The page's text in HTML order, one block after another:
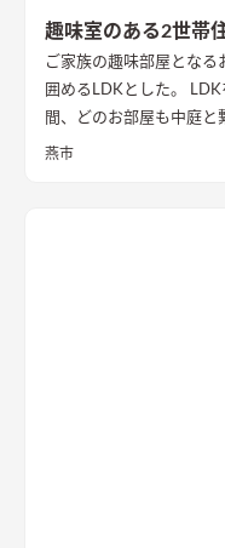
趣味室のある2世帯
ご家族の趣味部屋となる
囲めるLDKとした。 LDKを中心とし、ご両親様世帯と広い客
間、どのお部屋も中庭と
ても感じることができる。 2階にはセカンドリビング、ミニキ
燕市